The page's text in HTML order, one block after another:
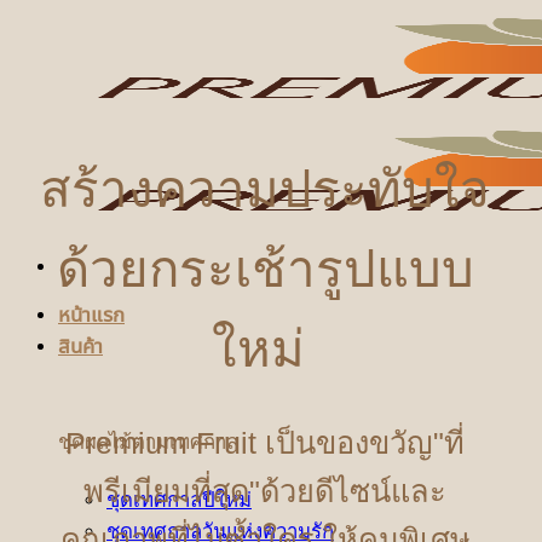
หน้าแรก
สินค้า
ชุดผลไม้ตามเทศกาล
ชุดเทศกาลปีใหม่
ชุดเทศกาลวันแห่งความรัก
สร้างความประทับใจ
ด้วยกระเช้ารูปแบบ
ใหม่
Premium Fruit เป็นของขวัญ"ที่
พรีเมียมที่สุด"ด้วยดีไซน์และ